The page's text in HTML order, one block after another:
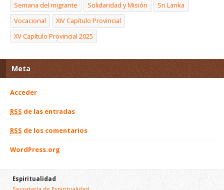
Semana del migrante
Solidaridad y Misión
Sri Lanka
Vocacional
XIV Capítulo Provincial
XV Capítulo Provincial 2025
Meta
Acceder
RSS de las entradas
RSS de los comentarios
WordPress.org
Espiritualidad